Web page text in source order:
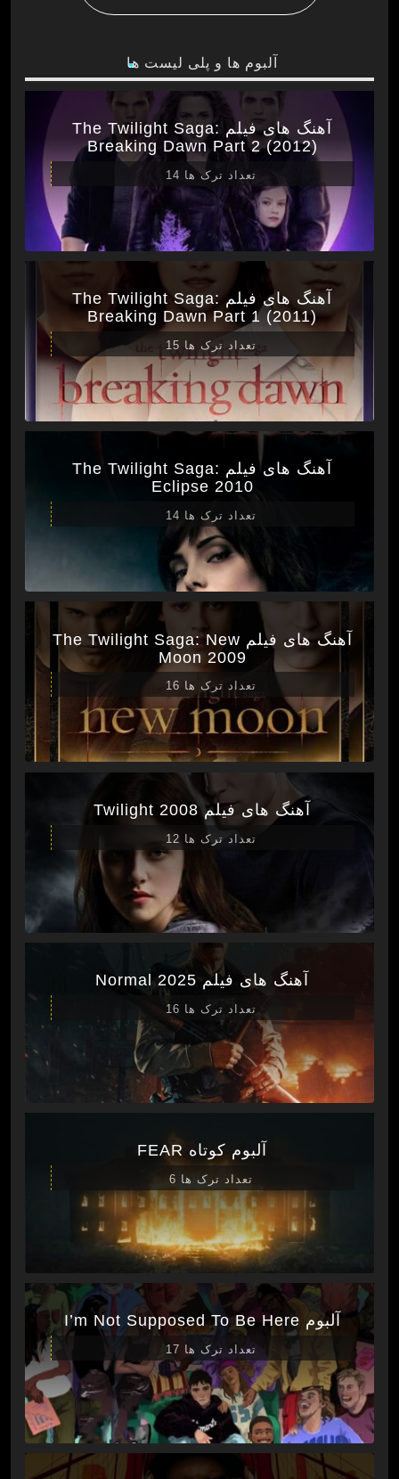
آلبوم ها و پلی لیست ها
آهنگ های فیلم The Twilight Saga:
Breaking Dawn Part 2 (2012)
تعداد ترک ها 14
آهنگ های فیلم The Twilight Saga:
Breaking Dawn Part 1 (2011)
تعداد ترک ها 15
آهنگ های فیلم The Twilight Saga:
Eclipse 2010
تعداد ترک ها 14
آهنگ های فیلم The Twilight Saga: New
Moon 2009
تعداد ترک ها 16
آهنگ های فیلم Twilight 2008
تعداد ترک ها 12
آهنگ های فیلم Normal 2025
تعداد ترک ها 16
آلبوم کوتاه FEAR
تعداد ترک ها 6
آلبوم I’m Not Supposed To Be Here
تعداد ترک ها 17